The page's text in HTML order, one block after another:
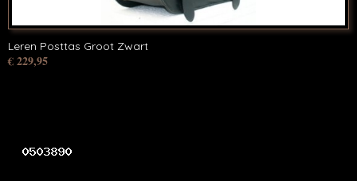
Leren Posttas Groot Zwart
€ 229,95